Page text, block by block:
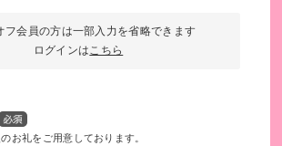
ついては以下をご参照ください。
ja/003/fund/tax-benefits
フ会員の方は一部入力を省略できます
ログインはこちら
お礼をご用意しております。